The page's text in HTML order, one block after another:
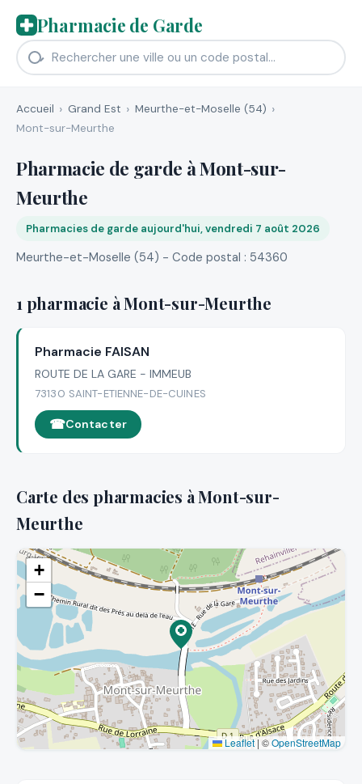
Pharmacie de Garde
Accueil Grand Est
Meurthe-et-Moselle (54)
Mont-sur-Meurthe
Pharmacie de garde à Mont-sur-
Meurthe
Pharmacies de garde aujourd'hui, vendredi 7 août 2026
Meurthe-et-Moselle (54) - Code postal : 54360
1 pharmacie à Mont-sur-Meurthe
Pharmacie FAISAN
ROUTE DE LA GARE - IMMEUB
73130 SAINT-ETIENNE-DE-CUINES
Contacter
Carte des pharmacies à Mont-sur-
Meurthe
+
−
Leaflet| ©OpenStreetMap